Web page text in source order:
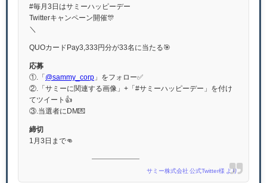
#毎月3日はサミーハッピーデー
Twitterキャンペーン開催🎊
＼
QUOカードPay3,333円分が33名に当たる🎯
応募
①.「 @sammy_corp 」をフォロー✅
②.「サミーに関連する画像」+「#サミーハッピーデー」を付け
てツイート👍
③.当選者にDM💌
締切
1月3日まで👊
サミー株式会社 公式Twitter様 より